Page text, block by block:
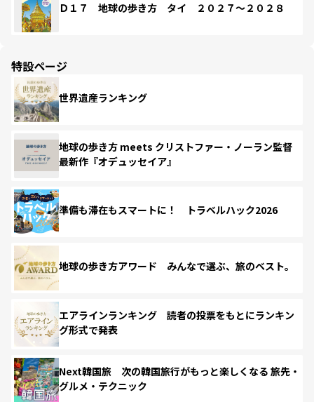
Ｄ１７ 地球の歩き方 タイ ２０２７～２０２８
特設ページ
世界遺産ランキング
地球の歩き方 meets クリストファー・ノーラン監督
最新作『オデュッセイア』
準備も滞在もスマートに！ トラベルハック2026
地球の歩き方アワード みんなで選ぶ、旅のベスト。
エアラインランキング 読者の投票をもとにランキン
グ形式で発表
Next韓国旅 次の韓国旅行がもっと楽しくなる 旅先・
グルメ・テクニック